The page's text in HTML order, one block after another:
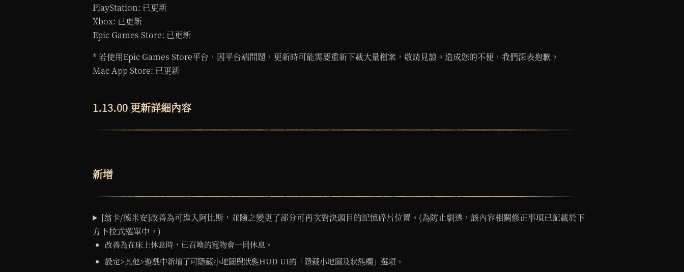
PlayStation: 已更新
Xbox: 已更新
Epic Games Store: 已更新
* 若使用Epic Games Store平台，因平台端問題，更新時可能需要重新下載大量檔案，敬請見諒。造成您的不便，我們深表抱歉。
Mac App Store: 已更新
1.13.00 更新詳細內容
新增
[翁卡/德米安]改善為可進入阿比斯，並隨之變更了部分可再次對決頭目的記憶碎片位置。(為防止劇透，該內容相關修正事項已記載於下
方下拉式選單中。)
改善為在床上休息時，已召喚的寵物會一同休息。
設定>其他>遊戲中新增了可隱藏小地圖與狀態HUD UI的「隱藏小地圖及狀態欄」選項。